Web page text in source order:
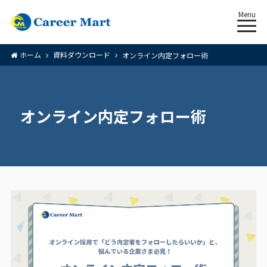
Menu
ホーム 資料ダウンロード オンライン内定フォロー術
オンライン内定フォロー術